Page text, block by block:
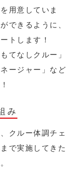
用意していま
できるように、
トします！
てなしクルー」
ージャー」など
み
クルー体調チェ
で実施してきた